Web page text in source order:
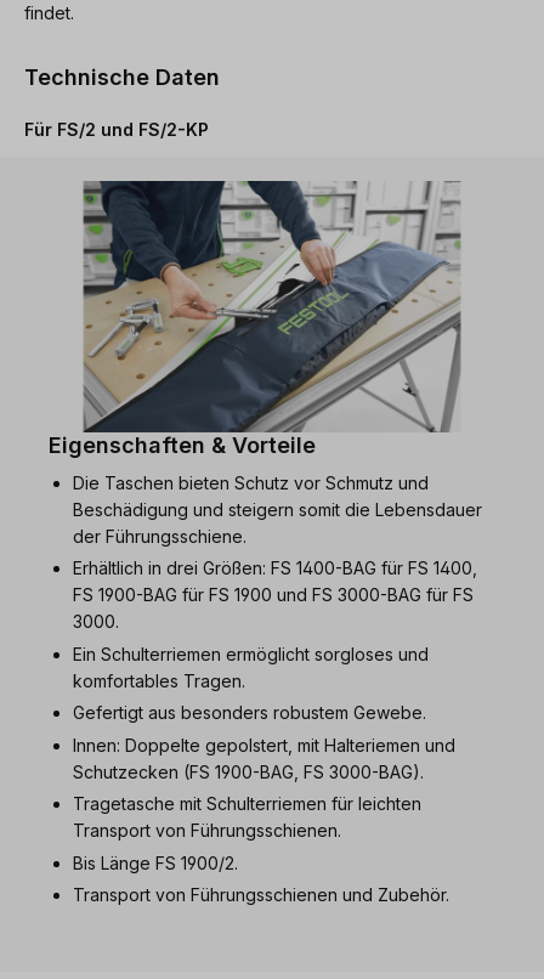
findet.
Technische Daten
Für FS/2 und FS/2-KP
Eigenschaften & Vorteile
Die Taschen bieten Schutz vor Schmutz und
Beschädigung und steigern somit die Lebensdauer
der Führungsschiene.
Erhältlich in drei Größen: FS 1400-BAG für FS 1400,
FS 1900-BAG für FS 1900 und FS 3000-BAG für FS
3000.
Ein Schulterriemen ermöglicht sorgloses und
komfortables Tragen.
Gefertigt aus besonders robustem Gewebe.
Innen: Doppelte gepolstert, mit Halteriemen und
Schutzecken (FS 1900-BAG, FS 3000-BAG).
Tragetasche mit Schulterriemen für leichten
Transport von Führungsschienen.
Bis Länge FS 1900/2.
Transport von Führungsschienen und Zubehör.